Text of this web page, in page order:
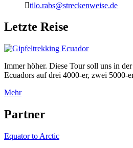
tilo.rabs@streckenweise.de
Letzte Reise
Immer höher. Diese Tour soll uns in
Ecuadors auf drei 4000-er, zwei 5000-
Mehr
Partner
Equator to Arctic